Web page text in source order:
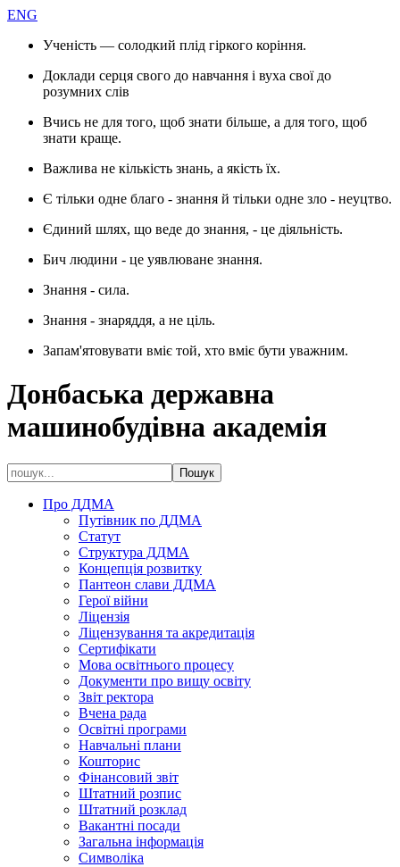
ENG
Ученість — солодкий плід гіркого коріння.
Доклади серця свого до навчання і вуха свої до
розумних слів
Вчись не для того, щоб знати більше, а для того, щоб
знати краще.
Важлива не кількість знань, а якість їх.
Є тільки одне благо - знання й тільки одне зло - неуцтво.
Єдиний шлях, що веде до знання, - це діяльність.
Бич людини - це уявлюване знання.
Знання - сила.
Знання - знаряддя, а не ціль.
Запам'ятовувати вміє той, хто вміє бути уважним.
Донбаська державна
машинобудівна академія
Про ДДМА
Путівник по ДДМА
Статут
Структура ДДМА
Концепція розвитку
Пантеон слави ДДМА
Герої війни
Ліцензія
Ліцензування та акредитація
Сертифікати
Мова освітнього процесу
Документи про вищу освіту
Звіт ректора
Вчена рада
Освітні програми
Навчальні плани
Кошторис
Фінансовий звіт
Штатний розпис
Штатний розклад
Вакантні посади
Загальна інформація
Символіка